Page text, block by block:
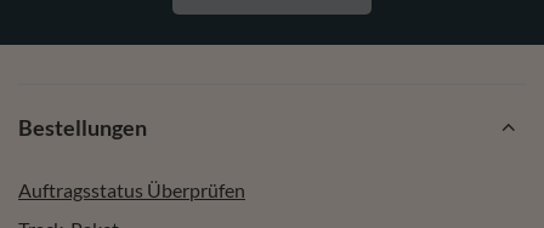
Bestellungen
Auftragsstatus Überprüfen